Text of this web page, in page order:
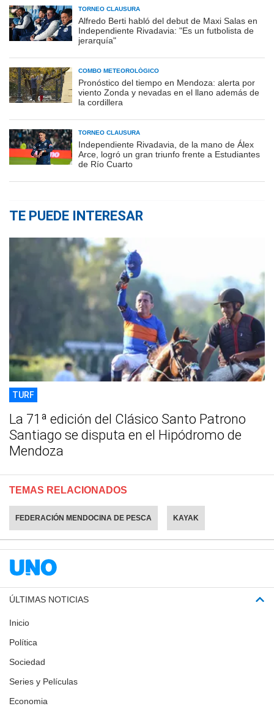
TORNEO CLAUSURA
Alfredo Berti habló del debut de Maxi Salas en
Independiente Rivadavia: "Es un futbolista de
jerarquía"
COMBO METEOROLÓGICO
Pronóstico del tiempo en Mendoza: alerta por
viento Zonda y nevadas en el llano además de
la cordillera
TORNEO CLAUSURA
Independiente Rivadavia, de la mano de Álex
Arce, logró un gran triunfo frente a Estudiantes
de Río Cuarto
TE PUEDE INTERESAR
TURF
La 71ª edición del Clásico Santo Patrono
Santiago se disputa en el Hipódromo de
Mendoza
TEMAS RELACIONADOS
FEDERACIÓN MENDOCINA DE PESCA KAYAK
ÚLTIMAS NOTICIAS
Inicio
Política
Sociedad
Series y Películas
Economia